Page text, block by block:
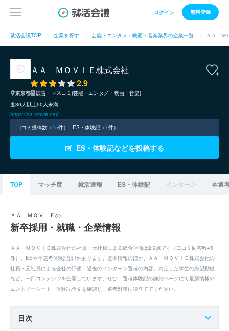
ログイン 無料登録
就活会議TOP 企業を探す 芸能・エンタメ・映画・音楽業界の企業一覧 ＡＡ Ｍ
ＡＡ ＭＯＶＩＥ株式会社
2.9
東京都
広告・マスコミ(芸能・エンタメ・映画・音楽)
30人以上50人未満
https://aa-movie.net/
口コミ投稿数（45件） ES・体験記（1件）
ES・体験記などを投稿する
TOP マッチ度 就活速報 ES・体験記 インターン 本選
ＡＡ ＭＯＶＩＥの
新卒採用・就職・企業情報
ＡＡ ＭＯＶＩＥ株式会社の社員・元社員による総合評価は2.9点です（口コミ回答数45
件）。ESや本選考体験記は1件あります。基本情報のほか、ＡＡ ＭＯＶＩＥ株式会社の
社員・元社員による会社の評価、過去のインターン選考の内容、内定した学生の志望動機
など、一部コンテンツを公開しています。ぜひ、選考体験記の詳細ページにて最新情報や
エントリーシート・体験記全文を確認し、選考対策に役立ててください。
目次